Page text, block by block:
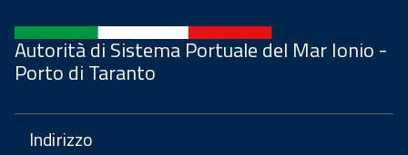
Autorità di Sistema Portuale del Mar Ionio -
Porto di Taranto
Indirizzo